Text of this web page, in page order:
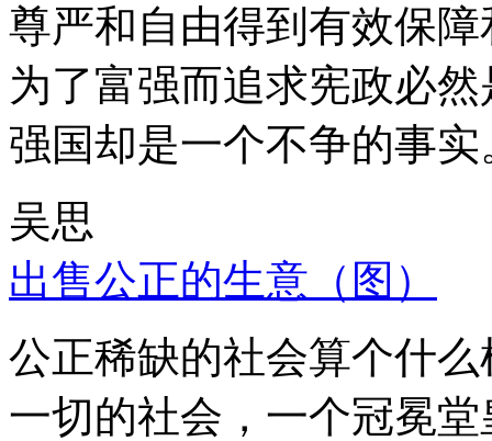
尊严和自由得到有效保
为了富强而追求宪政必
强国却是一个不争的事实
吴思
出售公正的生意（图）
公正稀缺的社会算个什
一切的社会，一个冠冕